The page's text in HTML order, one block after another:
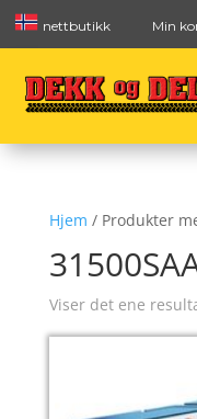
nettbutikk Min
Hjem / Produkter
Viser det ene